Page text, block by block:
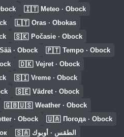
🇮🇹 Meteo · Obock
🇱🇹 Oras · Obokas
🇸🇰 Počasie · Obock
Sää · Obock 🇵🇹 Tempo · Obock
🇩🇰 Vejret · Obock
🇸🇮 Vreme · Obock
🇸🇪 Vädret · Obock
🇬🇧🇺🇸 Weather · Obock
· Obock 🇺🇦 Погода · Obock
🇸🇦 الطقس · أوبوك